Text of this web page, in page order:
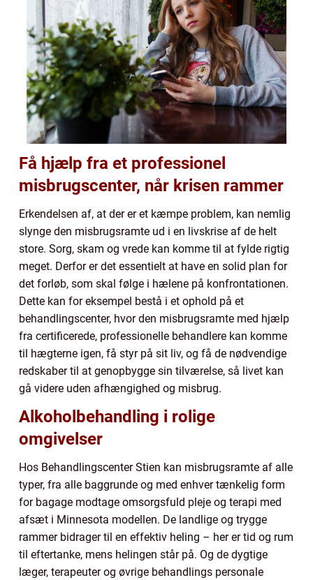
Få hjælp fra et professionel
misbrugscenter, når krisen rammer
Erkendelsen af, at der er et kæmpe problem, kan nemlig
slynge den misbrugsramte ud i en livskrise af de helt
store. Sorg, skam og vrede kan komme til at fylde rigtig
meget. Derfor er det essentielt at have en solid plan for
det forløb, som skal følge i hælene på konfrontationen.
Dette kan for eksempel bestå i et ophold på et
behandlingscenter, hvor den misbrugsramte med hjælp
fra certificerede, professionelle behandlere kan komme
til hægterne igen, få styr på sit liv, og få de nødvendige
redskaber til at genopbygge sin tilværelse, så livet kan
gå videre uden afhængighed og misbrug.
Alkoholbehandling i rolige
omgivelser
Hos Behandlingscenter Stien kan misbrugsramte af alle
typer, fra alle baggrunde og med enhver tænkelig form
for bagage modtage omsorgsfuld pleje og terapi med
afsæt i Minnesota modellen. De landlige og trygge
rammer bidrager til en effektiv heling – her er tid og rum
til eftertanke, mens helingen står på. Og de dygtige
læger, terapeuter og øvrige behandlings personale